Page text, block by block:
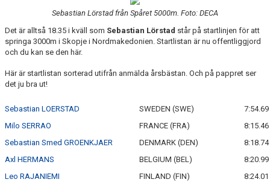
Sebastian Lörstad från Spåret 5000m. Foto: DECA
Det är alltså 18.35 i kväll som Sebastian Lörstad står på startlinjen för att
springa 3000m i Skopje i Nordmakedonien. Startlistan är nu offentliggjord
och du kan se den här.
Här är startlistan sorterad utifrån anmälda årsbästan. Och på pappret ser
det ju bra ut!
Sebastian LOERSTAD SWEDEN (SWE)
7:54.69
Milo SERRAO
FRANCE (FRA)
8:15.46
Sebastian Smed GROENKJAER
DENMARK (DEN)
8:18.74
Axl HERMANS
BELGIUM (BEL)
8:20.99
Leo RAJANIEMI
FINLAND (FIN)
8:24.01